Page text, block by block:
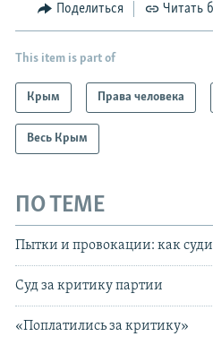
Поделиться Читать
This item is part of
Крым Права человека
Весь Крым
ПО ТЕМЕ
Пытки и провокации: как
Суд за критику партии
«Поплатились за критику»